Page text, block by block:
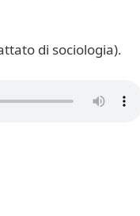
di sociologia).